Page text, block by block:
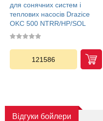
для сонячних систем і
теплових насосів Drazice
OKC 500 NTRR/HP/SOL
121586
Відгуки бойлери